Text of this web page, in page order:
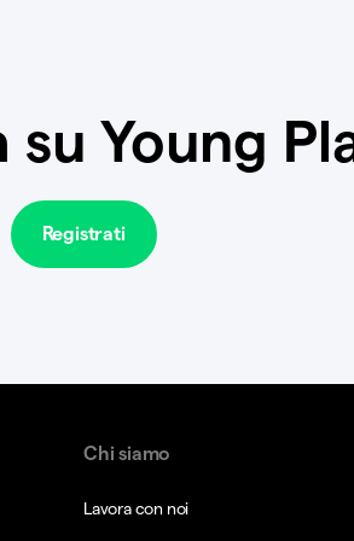
su Young
Registrati
Chi siamo
Lavora con noi